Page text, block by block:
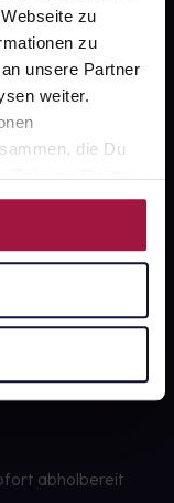
zu
zu
unsere Partner
weiter.
die Du
Rahmen Deiner
abholbereit